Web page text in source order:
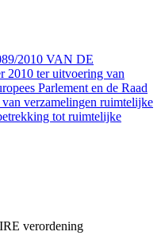
2010 VAN DE
2010 ter uitvoering van
Parlement en de Raad
verzamelingen ruimtelijke
tot ruimtelijke
verordening